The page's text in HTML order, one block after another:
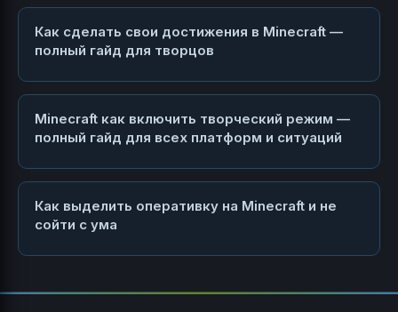
Как сделать свои достижения в Minecraft —
полный гайд для творцов
Minecraft как включить творческий режим —
полный гайд для всех платформ и ситуаций
Как выделить оперативку на Minecraft и не
сойти с ума